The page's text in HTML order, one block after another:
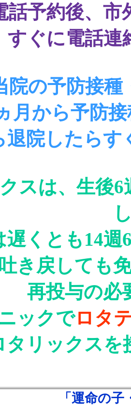
話予約後、
すぐに電話連
院の予防接種
月から予防
退院したら
スは、生後
遅くとも14
き戻しても
再投与の必
ックでロタ
タリックス
「運命の